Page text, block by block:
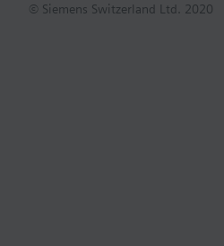
© Siemens Switzerland Ltd. 2020